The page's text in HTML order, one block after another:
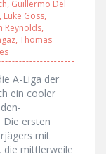
, Guillermo Del
, Luke Goss,
Reynolds,
, Thomas
A-Liga der
ein cooler
Die ersten
mit
die mittlerweile